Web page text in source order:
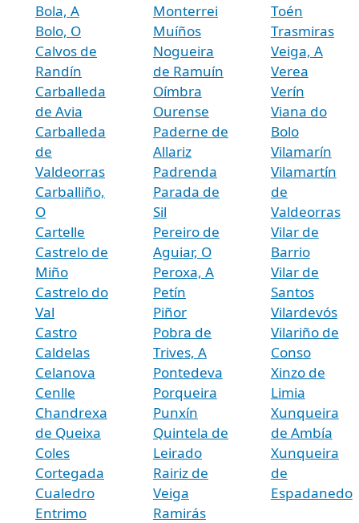
Bola, A
Bolo, O
Calvos de
Randín
Carballeda
de Avia
Carballeda
de
Valdeorras
Carballiño,
O
Cartelle
Castrelo de
Miño
Castrelo do
Val
Castro
Caldelas
Celanova
Cenlle
Chandrexa
de Queixa
Coles
Cortegada
Cualedro
Entrimo
Monterrei
Muíños
Nogueira
de Ramuín
Oímbra
Ourense
Paderne de
Allariz
Padrenda
Parada de
Sil
Pereiro de
Aguiar, O
Peroxa, A
Petín
Piñor
Pobra de
Trives, A
Pontedeva
Porqueira
Punxín
Quintela de
Leirado
Rairiz de
Veiga
Ramirás
Toén
Trasmiras
Veiga, A
Verea
Verín
Viana do
Bolo
Vilamarín
Vilamartín
de
Valdeorras
Vilar de
Barrio
Vilar de
Santos
Vilardevós
Vilariño de
Conso
Xinzo de
Limia
Xunqueira
de Ambía
Xunqueira
de
Espadanedo